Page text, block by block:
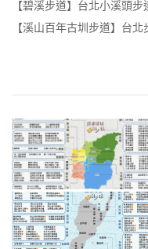
【碧溪步道】台北小溪頭
【溪山百年古圳步道】台